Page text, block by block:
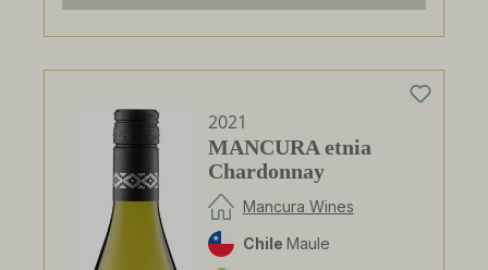
2021
MANCURA etnia
Chardonnay
Mancura Wines
Chile Maule